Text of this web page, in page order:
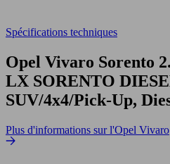
Spécifications techniques
Opel Vivaro Sorento
LX SORENTO
SUV/4x4/Pick-Up,
Plus d'informations sur l'Opel Vivaro